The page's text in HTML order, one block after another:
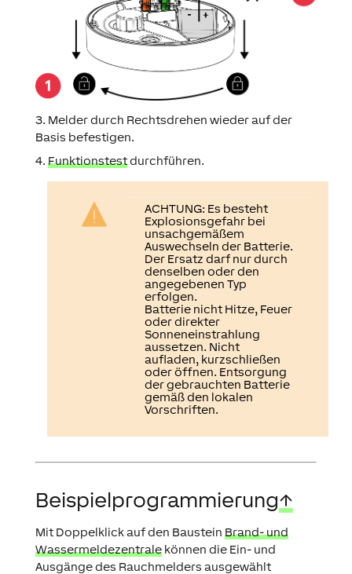
3. Melder durch Rechtsdrehen wieder auf der
Basis befestigen.
4. Funktionstestdurchführen.
ACHTUNG: Es besteht
Explosionsgefahr bei
unsachgemäßem
Auswechseln der Batterie.
Der Ersatz darf nur durch
denselben oder den
angegebenen Typ
erfolgen.
Batterie nicht Hitze, Feuer
oder direkter
Sonneneinstrahlung
aussetzen. Nicht
aufladen, kurzschließen
oder öffnen. Entsorgung
der gebrauchten Batterie
gemäß den lokalen
Vorschriften.
Beispielprogrammierung↑
Mit Doppelklick auf den Baustein Brand- und
Wassermeldezentralekönnen die Ein- und
Ausgänge des Rauchmelders ausgewählt